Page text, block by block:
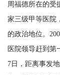
周福德所在的
家三级甲等医院
的政治地位。
医院领导赶到第
7日，距离事发